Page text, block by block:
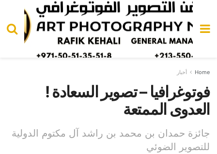
Home أخبار
فوتوغرافيا – تصوير السعادة !
العدوى الممتعة
جائزة حمدان بن محمد بن راشد آل مكتوم الدولية
للتصوير الضوئي